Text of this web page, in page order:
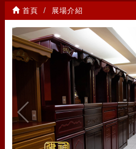
首頁 展場介紹